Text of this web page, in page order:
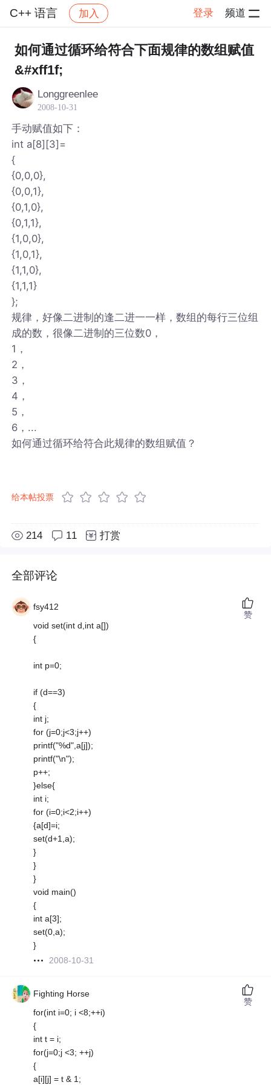
C++ 语言 加入 登录 频道
社区 C++ 语言 帖子详情
如何通过循环给符合下面规律的数组赋值
&#xff1f;
Longgreenlee
2008-10-31
手动赋值如下：
int a[8][3]=
{
{0,0,0},
{0,0,1},
{0,1,0},
{0,1,1},
{1,0,0},
{1,0,1},
{1,1,0},
{1,1,1}
};
规律，好像二进制的逢二进一一样，数组的每行三位组
成的数，很像二进制的三位数0，
1，
2，
3，
4，
5，
6，...
如何通过循环给符合此规律的数组赋值？
给本帖投票
214 11 打赏
全部评论
fsy412
void set(int d,int a[])
{
int p=0;
if (d==3)
{
int j;
for (j=0;j<3;j++)
printf("%d",a[j]);
printf("\n");
p++;
}else{
int i;
for (i=0;i<2;i++)
{a[d]=i;
set(d+1,a);
}
}
}
void main()
{
int a[3];
set(0,a);
}
2008-10-31
赞
Fighting Horse
for(int i=0; i <8;++i)
{
int t = i;
for(j=0;j <3; ++j)
{
a[i][j] = t & 1;
赞